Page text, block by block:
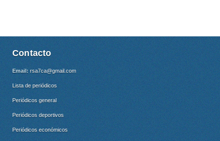
Contacto
Email: rsa7ca@gmail.com
Lista de periódicos
Periódicos general
Periódicos deportivos
Periódicos económicos